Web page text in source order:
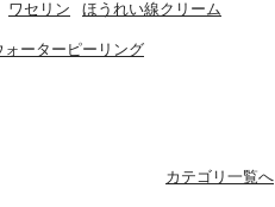
ワセリン ほうれい線クリーム
ォーターピーリング
カテゴリ一覧へ